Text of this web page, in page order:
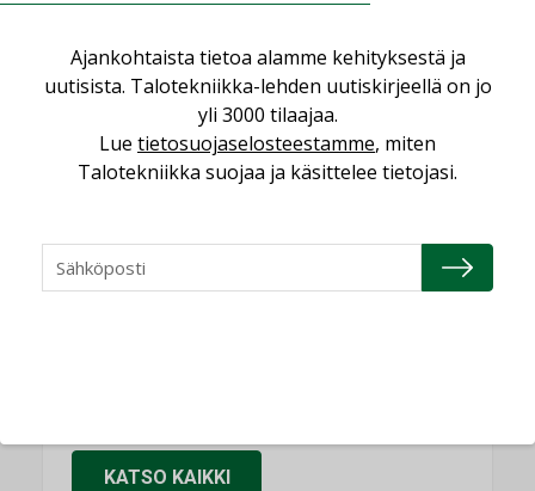
KOLUMNI
Sähköistäminen säästää euroja
KOLUMNI
Yli miljoona kotia on vailla toimivaa
ilmanvaihtoa
Miten varmistetaan EPD-dokumenteista
saatavien tietojen vertailukelpoisuus?
KATSO KAIKKI
Ajankohtaista tietoa alamme kehityksestä ja
uutisista. Talotekniikka-lehden uutiskirjeellä on jo
yli 3000 tilaajaa.
Lue tietosuojaselosteestamme, miten
Talotekniikka suojaa ja käsittelee tietojasi.